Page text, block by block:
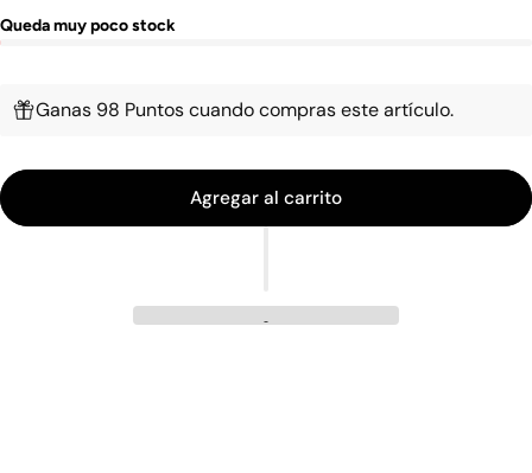
Queda muy poco stock
Ganas 98 Puntos cuando compras este artículo.
Agregar al carrito